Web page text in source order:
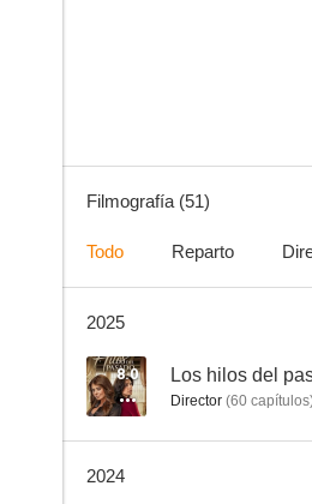
Mañana es para siempre
6.0
Filmografía (51)
Todo Reparto
2025
8.0 Los hilos del
Director (60 capítulos
2024